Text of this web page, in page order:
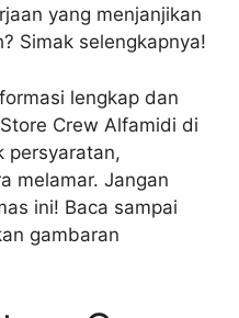
yang menjanjikan
Simak selengkapnya!
lengkap dan
Crew Alfamidi di
persyaratan,
melamar. Jangan
ini! Baca sampai
gambaran